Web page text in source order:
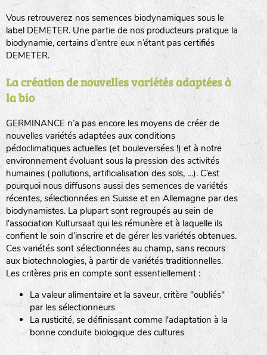
Vous retrouverez nos semences biodynamiques sous le
label DEMETER. Une partie de nos producteurs pratique la
biodynamie, certains d’entre eux n’étant pas certifiés
DEMETER.
La création de nouvelles variétés adaptées à
la bio
GERMINANCE n’a pas encore les moyens de créer de
nouvelles variétés adaptées aux conditions
pédoclimatiques actuelles (et bouleversées !) et à notre
environnement évoluant sous la pression des activités
humaines (pollutions, artificialisation des sols, …). C’est
pourquoi nous diffusons aussi des semences de variétés
récentes, sélectionnées en Suisse et en Allemagne par des
biodynamistes. La plupart sont regroupés au sein de
l'association Kultursaat qui les rémunère et à laquelle ils
confient le soin d’inscrire et de gérer les variétés obtenues.
Ces variétés sont sélectionnées au champ, sans recours
aux biotechnologies, à partir de variétés traditionnelles.
Les critères pris en compte sont essentiellement :
La valeur alimentaire et la saveur, critère "oubliés"
par les sélectionneurs
La rusticité, se définissant comme l'adaptation à la
bonne conduite biologique des cultures
BINGENHEIMER SAATGUT (BGH)
www.bingenheimersaatgut.de
DE BOLSTER (DBO)
www.bolster.nl
GRAINE DEL PAÏS (GDP)
www.grainesdelpais.com
JARDIN EN’VIE (JEV)
LA BOITE A GRAINES (LBAG)
: Engrais vert
L: Légumes
A: Aromatiques
BEL : Code de la variété
(Ici Belle de nuit)
20 : Année de récolte(ici 2020)
BPA : Initiales du producteur ou du fournisseur de la
semence.
1 : Numéro d’ordre du lot
A : Sans calibre.
G: Gros
M: Moyen calibre
P: Petit calibre
Légumes feuilles
Légumes racines
Plantes aromatiques